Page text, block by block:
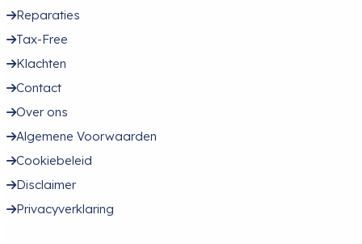
Reparaties
Tax-Free
Klachten
Contact
Over ons
Algemene Voorwaarden
Cookiebeleid
Disclaimer
Privacyverklaring